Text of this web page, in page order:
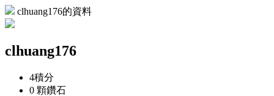
clhuang176的資料
clhuang176
4積分
0 顆鑽石